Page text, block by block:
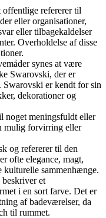
refererer til
eller organisationer,
eller tilbagekaldelser
Overholdelse af disse
synes at være
Swarovski, der er
Swarovski er kendt for sin
dekorationer og
noget meningsfuldt eller
mulig forvirring eller
og refererer til den
ofte elegance, magt,
sammenhænge.
beskriver et
i en sort farve. Det er
af badeværelser, da
til rummet.